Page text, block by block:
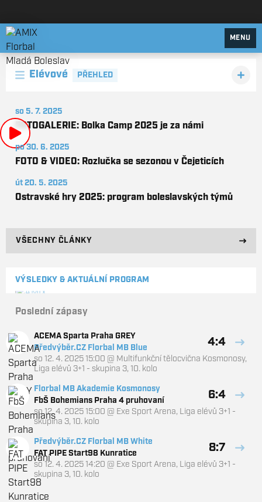
AMIX Florbal Mladá Boleslav
MENU
Elévové PŘEHLED
so 5. 7. 2025
FOTOGALERIE: Bolka Camp 2025 je za námi
po 30. 6. 2025
FOTO & VIDEO: Rozlučka se sezonou v Čejeticích
út 20. 5. 2025
Ostravské hry 2025: program boleslavských týmů
VŠECHNY ČLÁNKY
VÝSLEDKY & AKTUÁLNÍ PROGRAM
Poslední zápasy
ACEMA Sparta Praha GREY
Předvýběr.CZ Florbal MB Blue
4:4
so 12. 4. 2025 15:00 @ Multifunkční tělocvična Kosmonosy,
Liga elévů 3+1 - skupina 3, 10. kolo
Florbal MB Akademie Kosmonosy
FbŠ Bohemians Praha 4 pruhovaní
6:4
so 12. 4. 2025 15:00 @ Exe Sport Arena, Liga elévů 3+1 -
skupina 3, 10. kolo
Předvýběr.CZ Florbal MB White
FAT PIPE Start98 Kunratice
8:7
so 12. 4. 2025 14:20 @ Exe Sport Arena, Liga elévů 3+1 -
skupina 3, 10. kolo